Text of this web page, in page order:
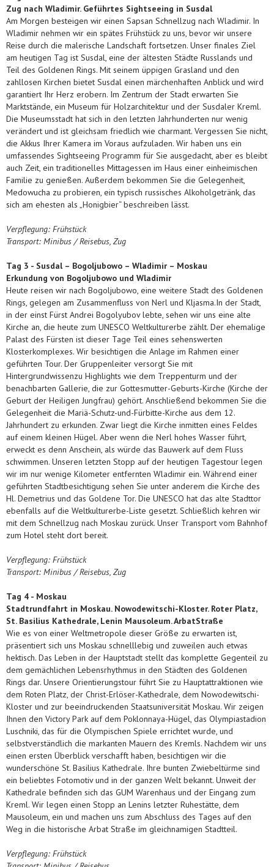
Zug nach Wladimir. Geführtes Sightseeing in Susdal
Am Morgen besteigen wir einen Sapsan Schnellzug nach Wladimir. In
Wladimir nehmen wir ein spätes Frühstück zu uns, bevor wir unsere
Reise durch die malerische Landschaft fortsetzen. Unser finales Ziel
am heutigen Tag ist Susdal, eine der ältesten Städte Russlands und
Teil des Goldenen Rings. Mit seinem üppigen Grasland und den
zahllosen Kirchen bietet Susdal einen märchenhaften Anblick und wird
garantiert Ihr Herz erobern. Im Zentrum der Stadt erwarten Sie
Marktstände, ein Museum für Holzarchitektur und der Susdaler Kreml.
Die Museumsstadt hat sich in den letzten Jahrhunderten nur wenig
verändert und ist gleichsam friedlich wie charmant. Vergessen Sie nicht,
die Akkus Ihrer Kamera im Voraus aufzuladen. Wir haben uns ein
umfassendes Sightseeing Programm für Sie ausgedacht, aber es bleibt
auch Zeit, ein traditionelles Mittagessen im Haus einer einheimischen
Familie zu genießen. Außerdem bekommen Sie die Gelegenheit,
Medowucha zu probieren, ein typisch russisches Alkoholgetränk, das
sich am ehesten als „Honigbier“ beschreiben lässt.
Verpflegung: Frühstück
Transport: Minibus / Reisebus, Zug
Tag 3 - Susdal – Bogoljubowo – Wladimir – Moskau
Erkundung von Bogoljubowo und Wladimir
Heute reisen wir nach Bogoljubowo, eine weitere Stadt des Goldenen
Rings, gelegen am Zusammenfluss von Nerl und Kljasma.In der Stadt,
in der einst Fürst Andrei Bogolyubov lebte, sehen wir uns eine alte
Kirche an, die heute zum UNESCO Weltkulturerbe zählt. Der ehemalige
Palast des Fürsten ist dieser Tage Teil eines sehenswerten
Klosterkomplexes. Wir besichtigen die Anlage im Rahmen einer
geführten Tour. Der Gruppenleiter versorgt Sie mit
Hintergrundwissenzu Highlights wie dem Treppenturm und der
benachbarten Gallerie, die zur Gottesmutter-Geburts-Kirche (Kirche der
Geburt der Heiligen Jungfrau) gehört. Anschließend bekommen Sie die
Gelegenheit die Mariä-Schutz-und-Fürbitte-Kirche aus dem 12.
Jahrhundert zu erkunden. Zwar liegt die Kirche inmitten eines Feldes
auf einem kleinen Hügel. Aber wenn die Nerl hohes Wasser führt,
erweckt es denn Anschein, als würde das Bauwerk auf dem Fluss
schwimmen. Unseren letzten Stopp auf der heutigen Tagestour legen
wir im nur wenige Kilometer entfernten Wladimir ein. Während einer
geführten Stadtbesichtigung sehen Sie unter anderem die Kirche des
Hl. Demetrius und das Goldene Tor. Die UNESCO hat das alte Stadttor
ebenfalls auf die Weltkulturerbe-Liste gesetzt. Schließlich kehren wir
mit dem Schnellzug nach Moskau zurück. Unser Transport vom Bahnhof
zum Hotel steht dort bereit.
Verpflegung: Frühstück
Transport: Minibus / Reisebus, Zug
Tag 4 - Moskau
Stadtrundfahrt in Moskau. Nowodewitschi-Kloster. Roter Platz,
St. Basilius Kathedrale, Lenin Mausoleum. ArbatStraße
Wie es von einer Weltmetropole dieser Größe zu erwarten ist,
präsentiert sich uns Moskau schnelllebig und zuweilen auch etwas
hektisch. Das Leben in der Hauptstadt stellt das komplette Gegenteil zu
dem gemächlichen Lebensrhythmus in den Städten des Goldenen
Rings dar. Unsere Orientierungstour führt Sie zu Hauptattraktionen wie
dem Roten Platz, der Christ-Erlöser-Kathedrale, dem Nowodewitschi-
Kloster und zur beeindruckenden Staatsuniversität Moskau. Wir zeigen
Ihnen den Victory Park auf dem Poklonnaya-Hügel, das Olympiastadion
Luschniki, das für die Olympischen Spiele errichtet wurde, und
selbstverständlich die markanten Mauern des Kremls. Nachdem wir uns
einen ersten Überblick verschafft haben, besichtigen wir die
wunderschöne St. Basilius Kathedrale. Ihre bunten Zwiebeltürme sind
ein beliebtes Fotomotiv und in der ganzen Welt bekannt. Unweit der
Kathedrale befinden sich das GUM Warenhaus und der Eingang zum
Kreml. Wir legen einen Stopp an Lenins letzter Ruhestätte, dem
Mausoleum, ein und machen uns zum Abschluss des Tages auf den
Weg in die historische Arbat Straße im gleichnamigen Stadtteil.
Verpflegung: Frühstück